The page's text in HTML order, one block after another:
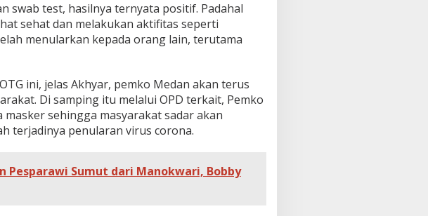
swab test, hasilnya ternyata positif. Padahal
sehat dan melakukan aktifitas seperti
menularkan kepada orang lain, terutama
ini, jelas Akhyar, pemko Medan akan terus
Di samping itu melalui OPD terkait, Pemko
sehingga masyarakat sadar akan
terjadinya penularan virus corona.
Pesparawi Sumut dari Manokwari, Bobby